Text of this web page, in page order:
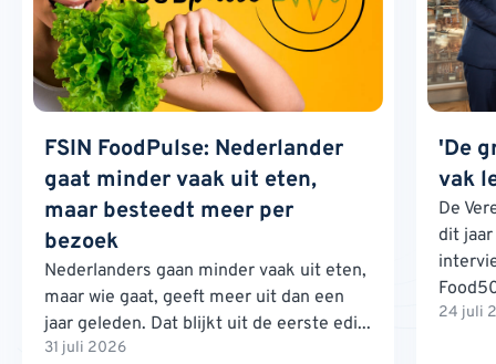
FSIN FoodPulse: Nederlander
gaat minder vaak uit eten,
maar besteedt meer per
bezoek
Nederlanders gaan minder vaak uit eten,
maar wie gaat, geeft meer uit dan een
jaar geleden. Dat blijkt uit de eerste edi...
31 juli 2026
'De
vak
De
dit
24 juli